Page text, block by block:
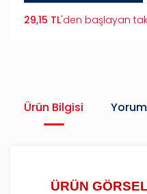
29,15 TL'den başlayan
Ürün Bilgisi
ÜRÜN